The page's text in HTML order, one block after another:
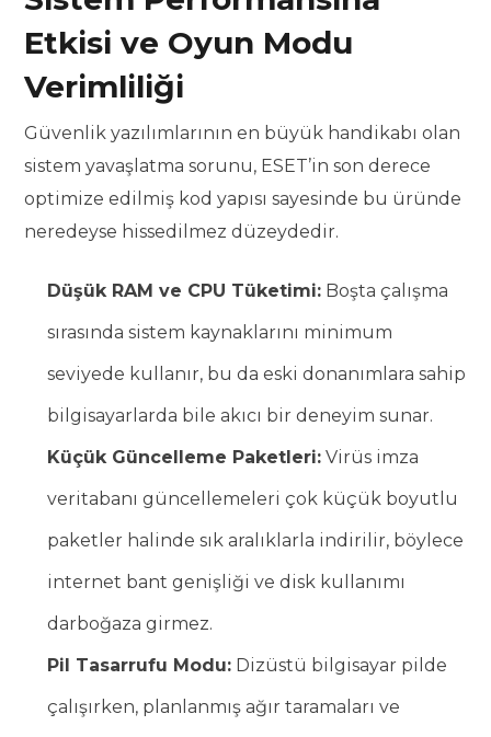
Etkisi ve Oyun Modu
Verimliliği
Güvenlik yazılımlarının en büyük handikabı olan
sistem yavaşlatma sorunu, ESET’in son derece
optimize edilmiş kod yapısı sayesinde bu üründe
neredeyse hissedilmez düzeydedir.
Düşük RAM ve CPU Tüketimi: Boşta çalışma
sırasında sistem kaynaklarını minimum
seviyede kullanır, bu da eski donanımlara sahip
bilgisayarlarda bile akıcı bir deneyim sunar.
Küçük Güncelleme Paketleri: Virüs imza
veritabanı güncellemeleri çok küçük boyutlu
paketler halinde sık aralıklarla indirilir, böylece
internet bant genişliği ve disk kullanımı
darboğaza girmez.
Pil Tasarrufu Modu: Dizüstü bilgisayar pilde
çalışırken, planlanmış ağır taramaları ve